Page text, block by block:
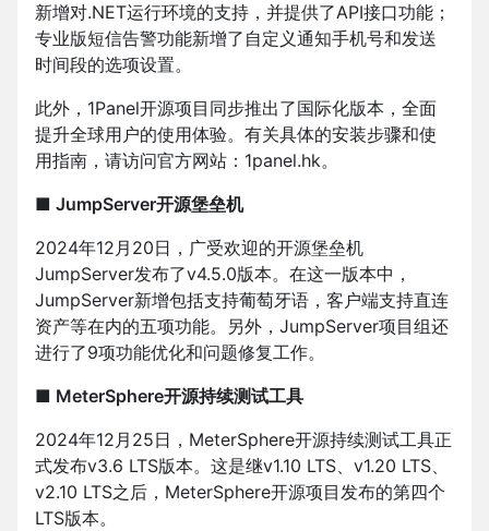
新增对.NET运行环境的支持，并提供了API接口功能；
专业版短信告警功能新增了自定义通知手机号和发送
时间段的选项设置。
此外，1Panel开源项目同步推出了国际化版本，全面
提升全球用户的使用体验。有关具体的安装步骤和使
用指南，请访问官方网站：1panel.hk。
■ JumpServer开源堡垒机
2024年12月20日，广受欢迎的开源堡垒机
JumpServer发布了v4.5.0版本。在这一版本中，
JumpServer新增包括支持葡萄牙语，客户端支持直连
资产等在内的五项功能。另外，JumpServer项目组还
进行了9项功能优化和问题修复工作。
■ MeterSphere开源持续测试工具
2024年12月25日，MeterSphere开源持续测试工具正
式发布v3.6 LTS版本。这是继v1.10 LTS、v1.20 LTS、
v2.10 LTS之后，MeterSphere开源项目发布的第四个
LTS版本。